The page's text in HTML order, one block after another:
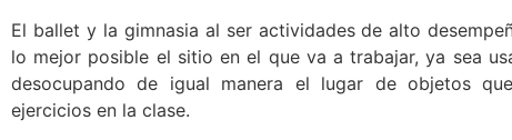
El ballet y la gimnasia al ser actividades de alto
lo mejor posible el sitio en el que va a trabajar, ya sea
desocupando de igual manera el lugar de objetos
ejercicios en la clase.